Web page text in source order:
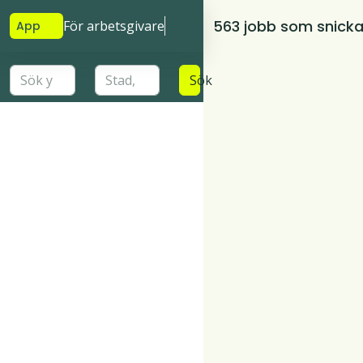
App För arbetsgivare
Sök
563 jobb som